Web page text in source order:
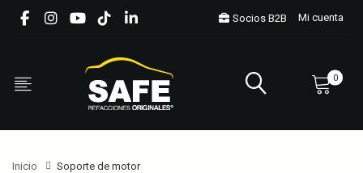
Socios B2B Mi cuenta
0
Inicio Soporte de motor